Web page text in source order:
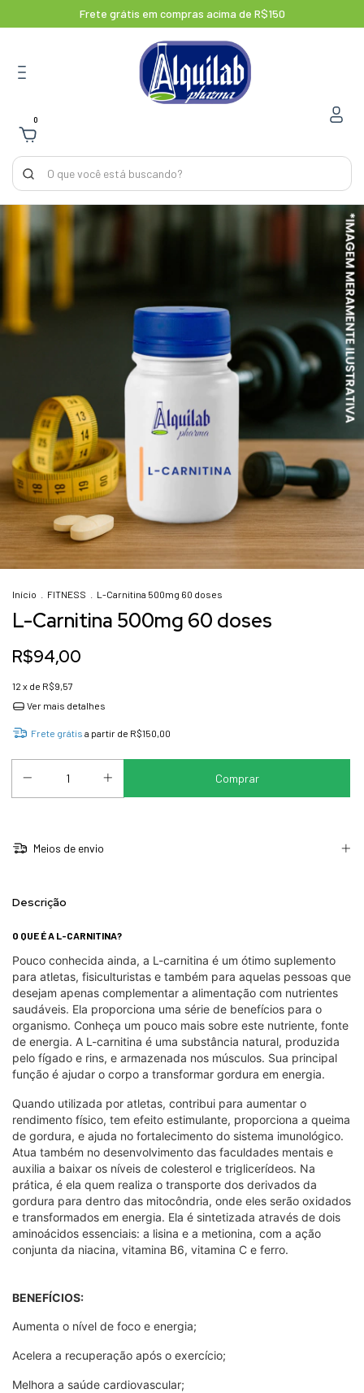
Frete grátis em compras acima de R$150
0
Início FITNESS L-Carnitina 500mg 60 doses
L-Carnitina 500mg 60 doses
R$94,00
12 x de R$9,57
Ver mais detalhes
Frete grátis a partir de R$150,00
Meios de envio
Descrição
O QUE É A L-CARNITINA?
Pouco conhecida ainda, a L-carnitina é um ótimo suplemento
para atletas, fisiculturistas e também para aquelas pessoas que
desejam apenas complementar a alimentação com nutrientes
saudáveis. Ela proporciona uma série de benefícios para o
organismo. Conheça um pouco mais sobre este nutriente, fonte
de energia. A L-carnitina é uma substância natural, produzida
pelo fígado e rins, e armazenada nos músculos. Sua principal
função é ajudar o corpo a transformar gordura em energia.
Quando utilizada por atletas, contribui para aumentar o
rendimento físico, tem efeito estimulante, proporciona a queima
de gordura, e ajuda no fortalecimento do sistema imunológico.
Atua também no desenvolvimento das faculdades mentais e
auxilia a baixar os níveis de colesterol e triglicerídeos. Na
prática, é ela quem realiza o transporte dos derivados da
gordura para dentro das mitocôndria, onde eles serão oxidados
e transformados em energia. Ela é sintetizada através de dois
aminoácidos essenciais: a lisina e a metionina, com a ação
conjunta da niacina, vitamina B6, vitamina C e ferro.
BENEFÍCIOS:
Aumenta o nível de foco e energia;
Acelera a recuperação após o exercício;
Melhora a saúde cardiovascular;